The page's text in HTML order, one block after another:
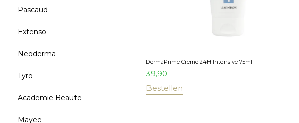
Pascaud
Extenso
Neoderma
Tyro
Academie Beaute
Mayee
DermaPrime Creme 24H Intensive 75ml
39,90
Bestellen